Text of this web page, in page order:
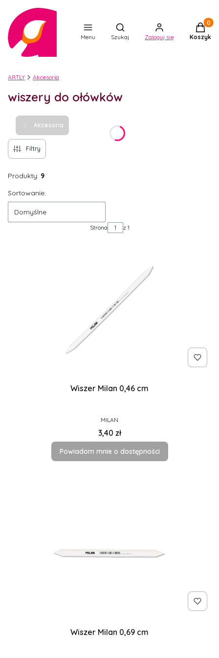
Menu
Otwórz wyszukiwarkę
Szukaj Zaloguj się Koszyk
ARTLY Akcesoria
wiszery do ołówków
Akcesoria
Filtry
Produkty: 9
Lista produktów
Sortowanie:
Domyślne
Strona z 1
Wiszer Milan 0,46 cm
PRODUCENT
MILAN
Cena
3,40 zł
Powiadom mnie o dostępności
Wiszer Milan 0,69 cm